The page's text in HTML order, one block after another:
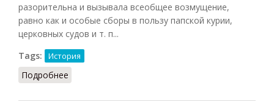
разорительна и вызывала всеобщее возмущение,
равно как и особые сборы в пользу папской курии,
церковных судов и т. п...
Tags:
История
Подробнее